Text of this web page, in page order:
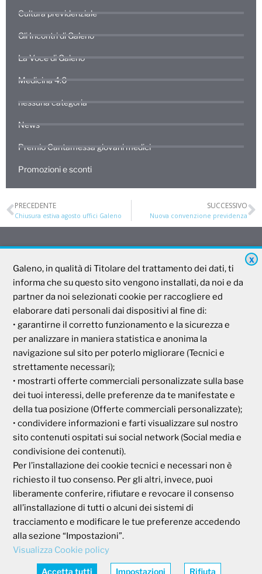
Cultura previdenziale
Gli Incontri di Galeno
La Voce di Galeno
Medicina 4.0
nessuna categoria
News
Premio Cantamessa giovani medici
Promozioni e sconti
PRECEDENTE
Chiusura estiva agosto uffici Galeno
SUCCESSIVO
Nuova convenzione previdenza
Galeno
Società Mutua Cooperativa
Via Parigi, 11
00185 Roma
P.I e C.F. 04273791006
Tel. 800 99 93 83
Fax 06 44 24 87 05
e-mail:backoffice@cassagaleno.it
Informativa sul trattamento dei dati
Informativa sull’uso dei cookie
X
Galeno, in qualità di Titolare del trattamento dei dati, ti
informa che su questo sito vengono installati, da noi e da
partner da noi selezionati cookie per raccogliere ed
elaborare dati personali dai dispositivi al fine di:
• garantirne il corretto funzionamento e la sicurezza e
per analizzare in maniera statistica e anonima la
navigazione sul sito per poterlo migliorare (Tecnici e
strettamente necessari);
• mostrarti offerte commerciali personalizzate sulla base
dei tuoi interessi, delle preferenze da te manifestate e
della tua posizione (Offerte commerciali personalizzate);
• condividere informazioni e farti visualizzare sul nostro
sito contenuti ospitati sui social network (Social media e
condivisione dei contenuti).
Per l’installazione dei cookie tecnici e necessari non è
richiesto il tuo consenso. Per gli altri, invece, puoi
liberamente conferire, rifiutare e revocare il consenso
all’installazione di tutti o alcuni dei sistemi di
tracciamento e modificare le tue preferenze accedendo
alla sezione “Impostazioni”.
Visualizza Cookie policy
Accetta tutti Impostazioni Rifiuta